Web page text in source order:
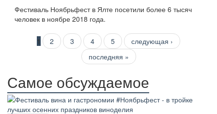
Фестиваль Ноябрьфест в Ялте посетили более 6 тысяч
человек в ноябре 2018 года.
Страницы
1 2 3 4 5
следующая ›
последняя »
Самое обсуждаемое